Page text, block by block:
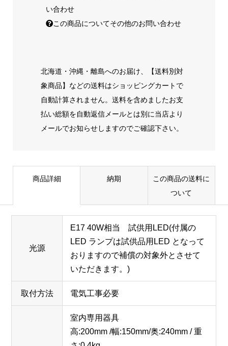
い合わせ
この商品についてその他のお問い合わせ
北海道・沖縄・離島へのお届け、【送料別対
象商品】などの送料はショッピングカートで
自動計算されません。送料を含めましたお支
払い総額を自動返信メールとは別に当店より
メールでお知らせしますのでご確認下さい。
商品詳細 納期
この商品の送料に
ついて
光源
E17 40W相当 試供用LED(付属の
LED ランプは試供品用LED となって
おりますので補償の対象外とさせて
いただきます。)
取付方法 電気工事必要
室内専用器具
高:200mm /幅:150mm/奥:240mm / 重